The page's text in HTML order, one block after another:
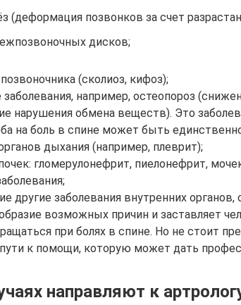
(деформация позвонков за счет
дисков;
(сколиоз, кифоз);
например, остеопороз
нарушения обмена веществ). Это
на боль в спине может быть
дыхания (например, плеврит);
гломерулонефрит, пиелонефрит,
другие заболевания внутренних органов,
возможных причин и заставляет
при болях в спине. Но не стоит
к помощи, которую может дать
направляют к